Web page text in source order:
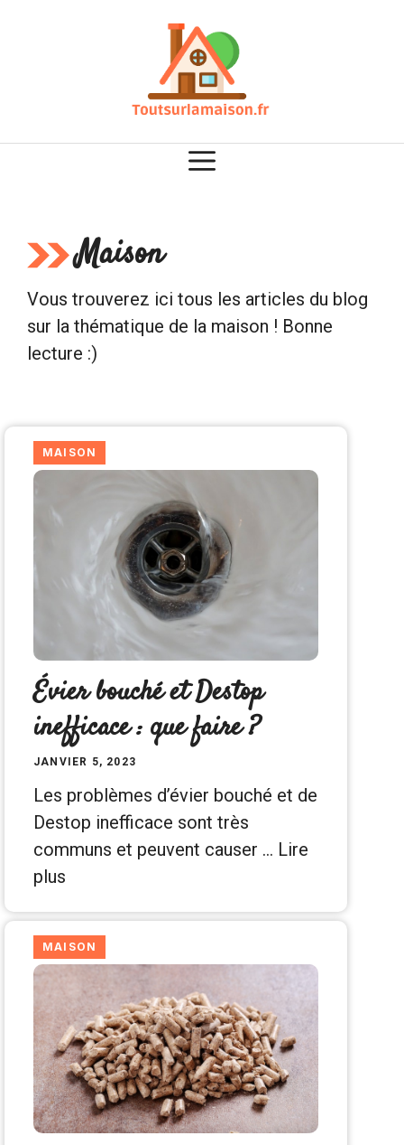
Maison
Vous trouverez ici tous les articles du blog
sur la thématique de la maison ! Bonne
lecture :)
MAISON
Évier bouché et Destop
inefficace : que faire ?
JANVIER 5, 2023
Les problèmes d’évier bouché et de
Destop inefficace sont très
communs et peuvent causer … Lire
plus
MAISON